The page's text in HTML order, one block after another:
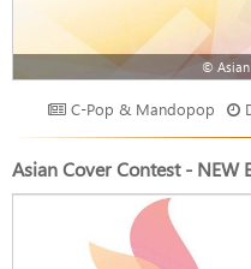
© Asian
C-Pop & Mandopop
Asian Cover Contest - NEW